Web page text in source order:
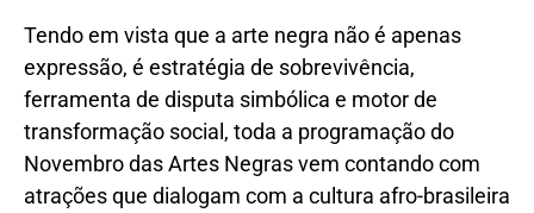
Tendo em vista que a arte negra não é apenas
expressão, é estratégia de sobrevivência,
ferramenta de disputa simbólica e motor de
transformação social, toda a programação do
Novembro das Artes Negras vem contando com
atrações que dialogam com a cultura afro-brasileira